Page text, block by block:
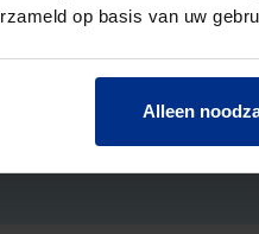
op basis van uw
Alleen